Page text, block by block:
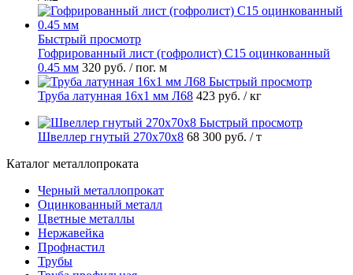
Быстрый просмотр
Гофрированный лист (гофролист) С15 оцинкованный
0.45 мм 320 руб. / пог. м
Быстрый просмотр
Труба латунная 16х1 мм Л68 423 руб. / кг
Быстрый просмотр
Швеллер гнутый 270х70х8 68 300 руб. / т
Каталог металлопроката
Черный металлопрокат
Оцинкованный металл
Цветные металлы
Нержавейка
Профнастил
Трубы